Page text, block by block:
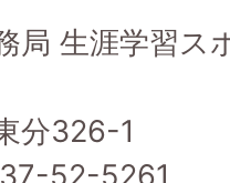
局 生涯学習ス
分326-1
52-5261